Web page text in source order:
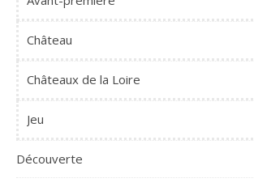
Château
Châteaux de la Loire
Jeu
Découverte